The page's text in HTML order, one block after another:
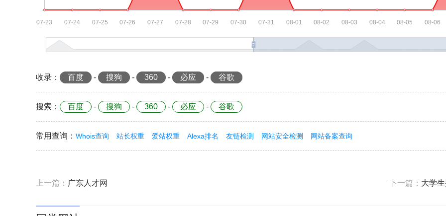
收录 ： 百度 - 搜狗 - 360 - 必应 - 谷歌
搜索 ： 百度 - 搜狗 - 360 - 必应 - 谷歌
常用查询 ： Whois查询 站长权重 爱站权重 Alexa排名 友链检测 网站安全检测 网站备案查询
上一篇： 广东人才网 下一篇： 大学